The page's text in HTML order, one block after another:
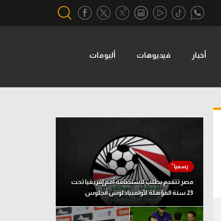
تحقيق في الجول
تقرير في الجول
تحليل في الجول
حكايات في الجول
كويز في الجول
فيديو في الجول
أخبار فيديوهات ألبومات
مصر تتقدم بطلب لاستضافة أمم إفريقيا تحت
23 سنة المؤهلة لأولمبياد لوس أنجلوس